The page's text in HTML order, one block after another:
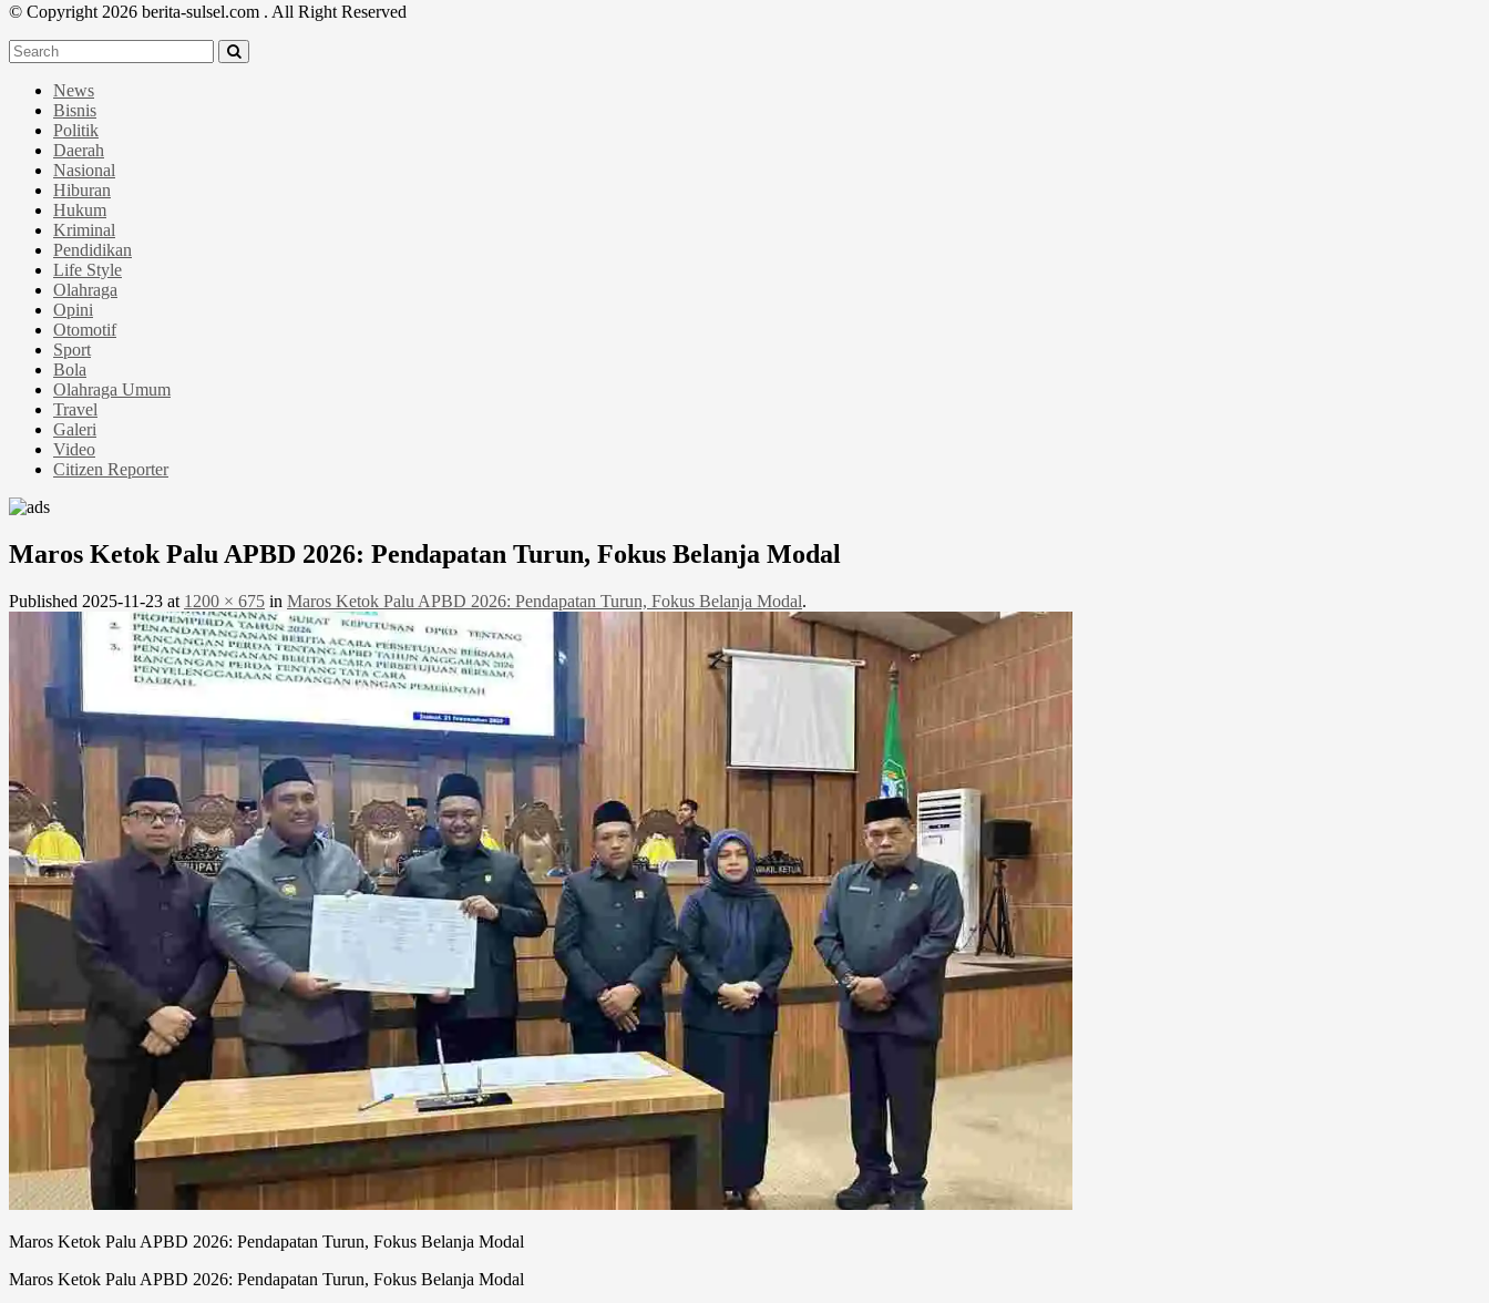
© Copyright 2026 berita-sulsel.com . All Right Reserved
News
Bisnis
Politik
Daerah
Nasional
Hiburan
Hukum
Kriminal
Pendidikan
Life Style
Olahraga
Opini
Otomotif
Sport
Bola
Olahraga Umum
Travel
Galeri
Video
Citizen Reporter
Maros Ketok Palu APBD 2026: Pendapatan Turun, Fokus Belanja Modal
Published 2025-11-23 at 1200 × 675 in Maros Ketok Palu APBD 2026: Pendapatan Turun, Fokus Belanja Modal.
Maros Ketok Palu APBD 2026: Pendapatan Turun, Fokus Belanja Modal
Maros Ketok Palu APBD 2026: Pendapatan Turun, Fokus Belanja Modal